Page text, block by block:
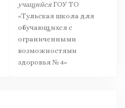
учащийсяГОУ ТО
«Тульская школа для
обучающихся с
ограниченными
возможностями
здоровья № 4»